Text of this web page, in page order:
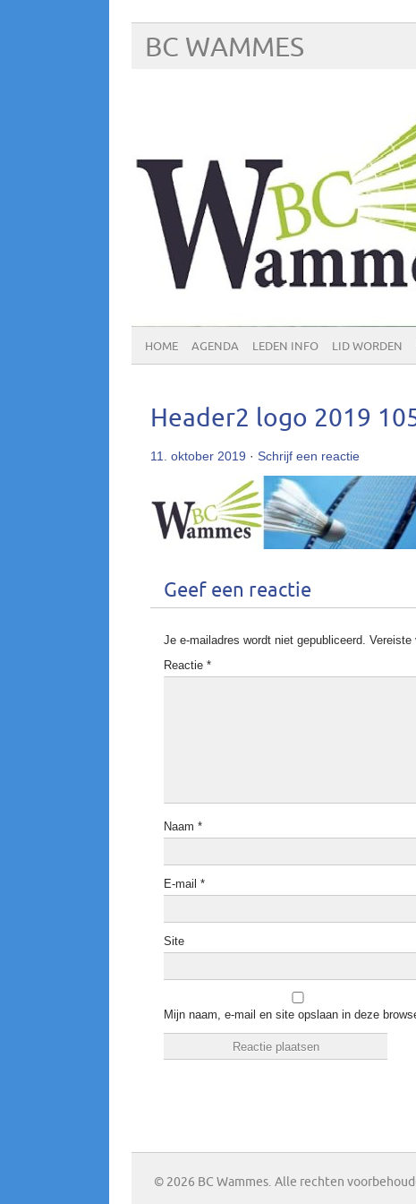
BC WAMMES
HOME AGENDA LEDEN INFO LID WORDEN
Header2 logo 2019
11. oktober 2019 · Schrijf een reactie
Geef een reactie
Je e-mailadres wordt niet gepubliceerd. Vereiste
Reactie *
Naam *
E-mail *
Site
Mijn naam, e-mail en site opslaan in deze
© 2026 BC Wammes. Alle rechten